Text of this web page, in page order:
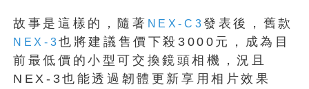
故事是這樣的，隨著 NEX-C3發表後，舊款
NEX-3也將建議售價下殺3000元，成為目
前最低價的小型可交換鏡頭相機，況且
NEX-3也能透過韌體更新享用相片效果